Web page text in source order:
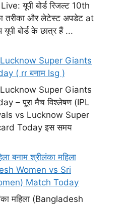
यूपी बोर्ड रिजल्ट 10th
तरीका और लेटेस्ट अपडेट at
बोर्ड के छात्र हैं ...
Super Giants
( rr बनाम lsg )
Super Giants
– पूरा मैच विश्लेषण (IPL
vs Lucknow Super
Today इस समय
बनाम श्रीलंका महिला
Women vs Sri
Match Today
महिला (Bangladesh